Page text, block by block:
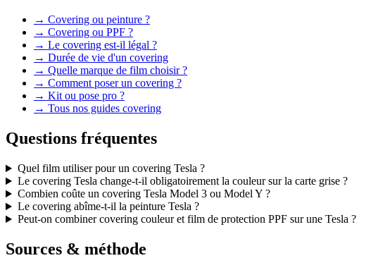
→ Covering ou peinture ?
→ Covering ou PPF ?
→ Le covering est-il légal ?
→ Durée de vie d'un covering
→ Quelle marque de film choisir ?
→ Comment poser un covering ?
→ Kit ou pose pro ?
→ Tous nos guides covering
Questions fréquentes
Quel film utiliser pour un covering Tesla ?
Le covering Tesla change-t-il obligatoirement la couleur sur la carte grise ?
Combien coûte un covering Tesla Model 3 ou Model Y ?
Le covering abîme-t-il la peinture Tesla ?
Peut-on combiner covering couleur et film de protection PPF sur une Tesla ?
Sources & méthode